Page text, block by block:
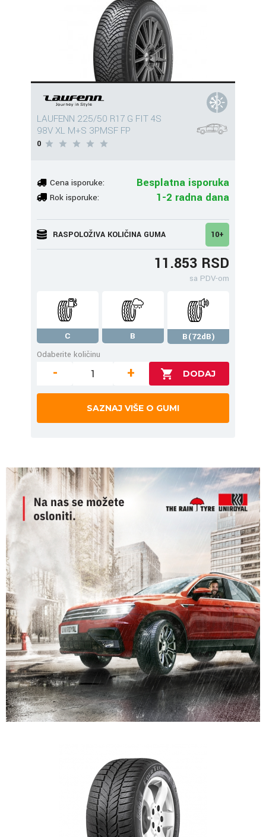
LAUFENN 225/50 R17 G FIT 4S
98V XL M+S 3PMSF FP
0
Cena isporuke: Besplatna isporuka
Rok isporuke: 1-2 radna dana
RASPOLOŽIVA KOLIČINA GUMA 10+
11.853 RSD
sa PDV-om
C B
B(72dB)
Odaberite količinu
- +
SAZNAJ VIŠE O GUMI